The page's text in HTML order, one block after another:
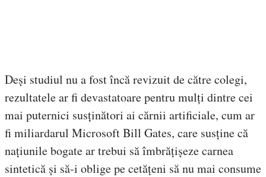
Deși studiul nu a fost încă revizuit de către colegi,
rezultatele ar fi devastatoare pentru mulți dintre cei
mai puternici susținători ai cărnii artificiale, cum ar
fi miliardarul Microsoft Bill Gates, care susține că
națiunile bogate ar trebui să îmbrățișeze carnea
sintetică și să-i oblige pe cetățeni să nu mai consume